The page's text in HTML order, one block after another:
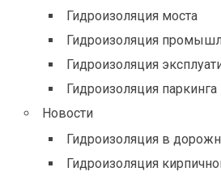
Гидроизоляция моста
Гидроизоляция
Гидроизоляция
Гидроизоляция паркинга
Новости
Гидроизоляция в
Гидроизоляция